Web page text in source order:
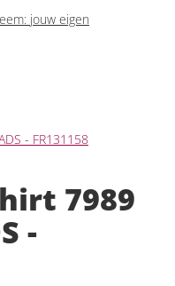
jouw eigen
7989
-